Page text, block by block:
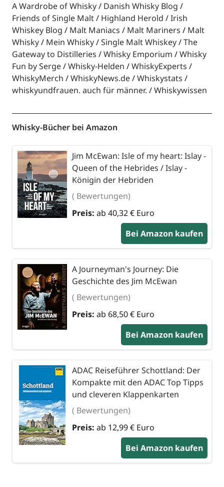
A Wardrobe of Whisky
Danish Whisky Blog
Friends of Single Malt
Highland Herold
Irish
Whiskey Blog
Malt Maniacs Malt Mariners
Malt
Whisky
Mein Whisky Single Malt Whiskey
The
Gateway to Distilleries
Whisky Emporium
Whisky
Fun by Serge
Whisky-Helden
WhiskyExperts
WhiskyMerch
WhiskyNews.de
Whiskystats
whiskyundfrauen. auch für männer.
Whiskywissen
Whisky-Bücher bei Amazon
Jim McEwan: Isle of my heart: Islay -
Queen of the Hebrides / Islay -
Königin der Hebriden
( Bewertungen)
Preis: ab 40,32 € Euro
Bei Amazon kaufen
A Journeyman's Journey: Die
Geschichte des Jim McEwan
( Bewertungen)
Preis: ab 68,50 € Euro
Bei Amazon kaufen
ADAC Reiseführer Schottland: Der
Kompakte mit den ADAC Top Tipps
und cleveren Klappenkarten
( Bewertungen)
Preis: ab 12,99 € Euro
Bei Amazon kaufen